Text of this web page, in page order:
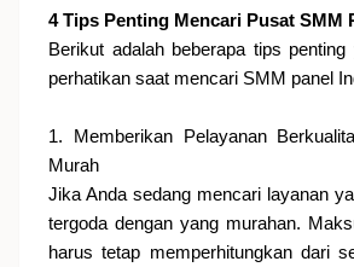
4 Tips Penting Mencari Pusat SMM
Berikut adalah beberapa tips
perhatikan saat mencari SMM panel
1. Memberikan Pelayanan
Murah
Jika Anda sedang mencari layanan
tergoda dengan yang murahan.
harus tetap memperhitungkan dari